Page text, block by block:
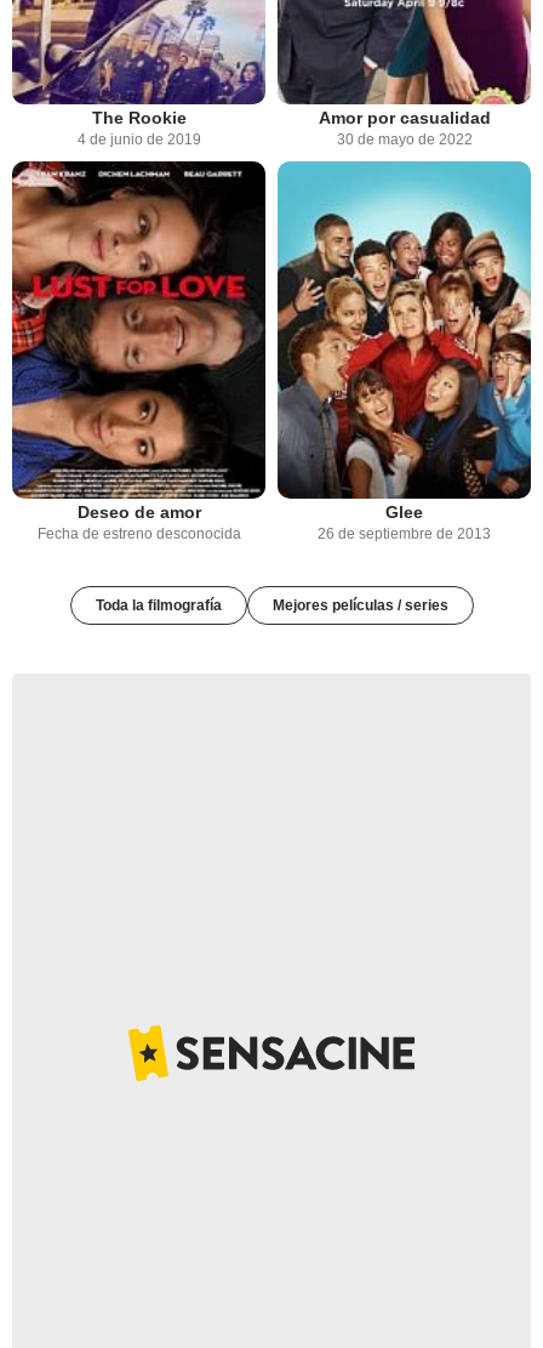
The Rookie
4 de junio de 2019
Amor por casualidad
30 de mayo de 2022
Deseo de amor
Fecha de estreno desconocida
Glee
26 de septiembre de 2013
Toda la filmografía Mejores películas / series